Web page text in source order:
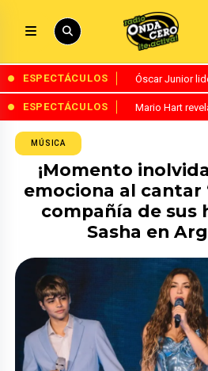
ESPECTÁCULOS Óscar Junior
ESPECTÁCULOS Mario Hart
MÚSICA
¡Momento
emociona al cantar
compañía de sus
Sasha en